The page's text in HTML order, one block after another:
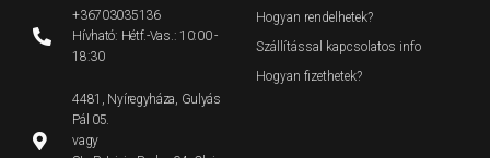
+36703035136
Hívható: Hétf.-Vas.: 10:00 -
18:30
4481, Nyíregyháza, Gulyás
Pál 05.
vagy
Hogyan rendelhetek?
Szállítással kapcsolatos info
Hogyan fizethetek?